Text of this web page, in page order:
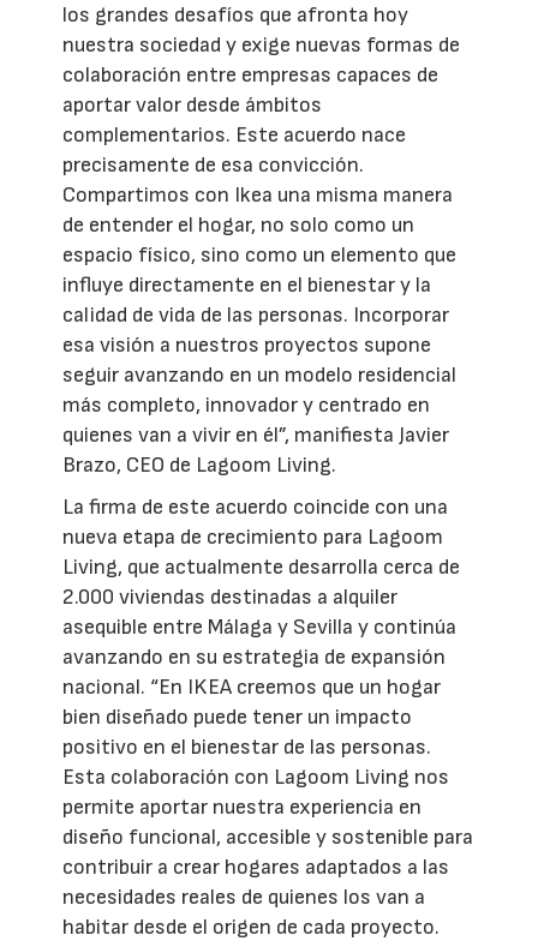
los grandes desafíos que afronta hoy
nuestra sociedad y exige nuevas formas de
colaboración entre empresas capaces de
aportar valor desde ámbitos
complementarios. Este acuerdo nace
precisamente de esa convicción.
Compartimos con Ikea una misma manera
de entender el hogar, no solo como un
espacio físico, sino como un elemento que
influye directamente en el bienestar y la
calidad de vida de las personas. Incorporar
esa visión a nuestros proyectos supone
seguir avanzando en un modelo residencial
más completo, innovador y centrado en
quienes van a vivir en él”, manifiesta Javier
Brazo, CEO de Lagoom Living.
La firma de este acuerdo coincide con una
nueva etapa de crecimiento para Lagoom
Living, que actualmente desarrolla cerca de
2.000 viviendas destinadas a alquiler
asequible entre Málaga y Sevilla y continúa
avanzando en su estrategia de expansión
nacional. “En IKEA creemos que un hogar
bien diseñado puede tener un impacto
positivo en el bienestar de las personas.
Esta colaboración con Lagoom Living nos
permite aportar nuestra experiencia en
diseño funcional, accesible y sostenible para
contribuir a crear hogares adaptados a las
necesidades reales de quienes los van a
habitar desde el origen de cada proyecto.